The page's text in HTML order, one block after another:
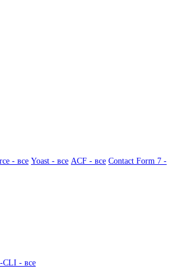
- все Yoast - все ACF - все Contact Form 7 -
CLI - все